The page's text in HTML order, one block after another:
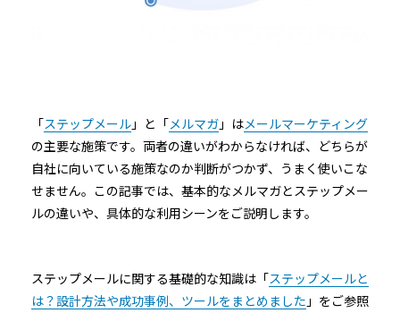
「ステップメール 」と「メルマガ 」はメールマーケティング
の主要な施策です。両者の違いがわからなければ、どちらが
自社に向いている施策なのか判断がつかず、うまく使いこな
せません。この記事では、基本的なメルマガとステップメー
ルの違いや、具体的な利用シーンをご説明します。
ステップメールに関する基礎的な知識は「ステップメールと
は？設計方法や成功事例、ツールをまとめました 」をご参照